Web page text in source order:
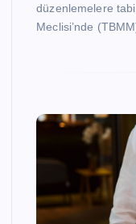
düzenlemelere
Meclisi’nde